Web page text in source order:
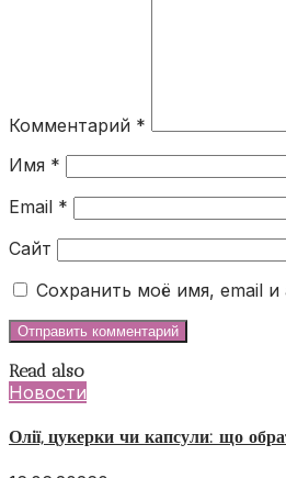
Комментарий *
Имя *
Email *
Сайт
Сохранить моё имя, email
Read also
Новости
Олії, цукерки чи капсули: що